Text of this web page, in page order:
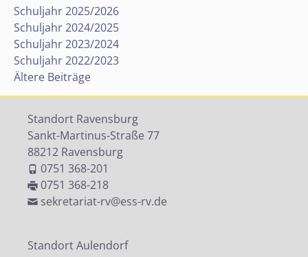
Schuljahr 2025/2026
Schuljahr 2024/2025
Schuljahr 2023/2024
Schuljahr 2022/2023
Ältere Beiträge
Standort Ravensburg
Sankt-Martinus-Straße 77
88212 Ravensburg
0751 368-201
0751 368-218
sekretariat-rv@ess-rv.de
Standort Aulendorf